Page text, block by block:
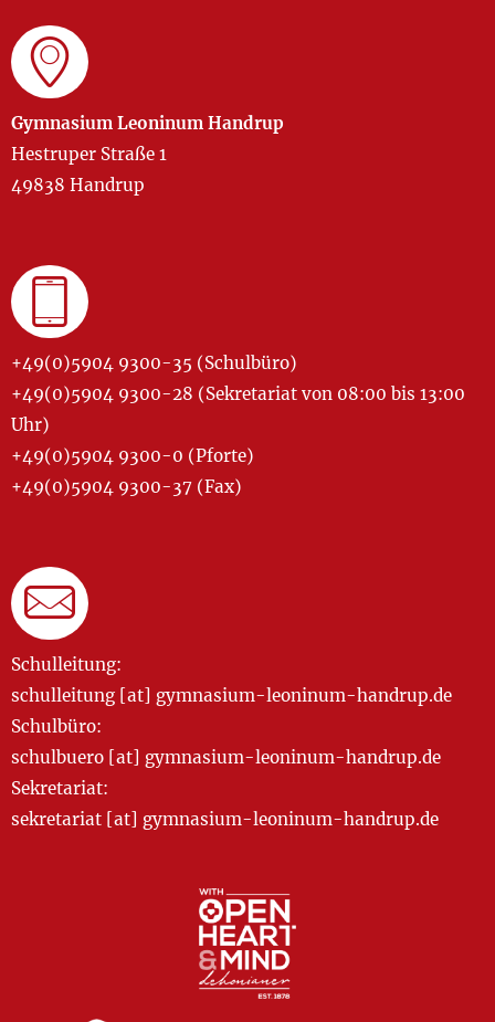
Gymnasium Leoninum Handrup
Hestruper Straße 1
49838 Handrup
+49(0)5904 9300-35 (Schulbüro)
+49(0)5904 9300-28 (Sekretariat von 08:00 bis 13:00
Uhr)
+49(0)5904 9300-0 (Pforte)
+49(0)5904 9300-37 (Fax)
Schulleitung:
schulleitung [at] gymnasium-leoninum-handrup.de
Schulbüro:
schulbuero [at] gymnasium-leoninum-handrup.de
Sekretariat:
sekretariat [at] gymnasium-leoninum-handrup.de